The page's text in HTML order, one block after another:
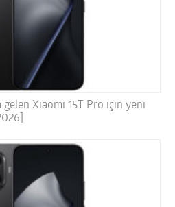
gelen Xiaomi 15T Pro için yeni